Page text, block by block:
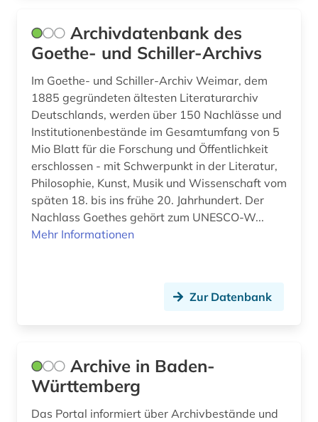
griechenland altertum (1)
griechisch (8)
griechisch-römisches ägypten (2)
großbritannien (1)
handschrift (33)
handschriften (2)
handschriftenkunde (4)
hebraica (1)
historische landeskunde (1)
Archivdatenbank des
Goethe- und Schiller-Archivs
Im Goethe- und Schiller-Archiv Weimar, dem
1885 gegründeten ältesten Literaturarchiv
Deutschlands, werden über 150 Nachlässe und
Institutionenbestände im Gesamtumfang von 5
Mio Blatt für die Forschung und Öffentlichkeit
erschlossen - mit Schwerpunkt in der Literatur,
Philosophie, Kunst, Musik und Wissenschaft vom
späten 18. bis ins frühe 20. Jahrhundert. Der
Nachlass Goethes gehört zum UNESCO-W...
Mehr Informationen
Zur Datenbank
Archive in Baden-
Württemberg
Das Portal informiert über Archivbestände und